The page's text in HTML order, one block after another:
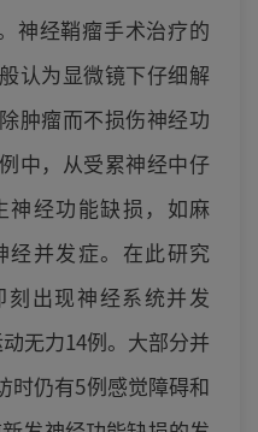
神经鞘瘤手术治疗的
认为显微镜下仔细解
肿瘤而不损伤神经功
中，从受累神经中仔
神经功能缺损，如麻
经并发症。在此研究
刻出现神经系统并发
无力14例。大部分并
时仍有5例感觉障碍和